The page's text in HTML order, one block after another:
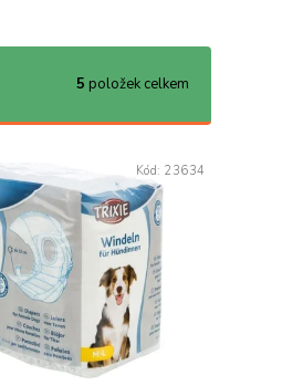
5 položek celkem
Kód: 23634